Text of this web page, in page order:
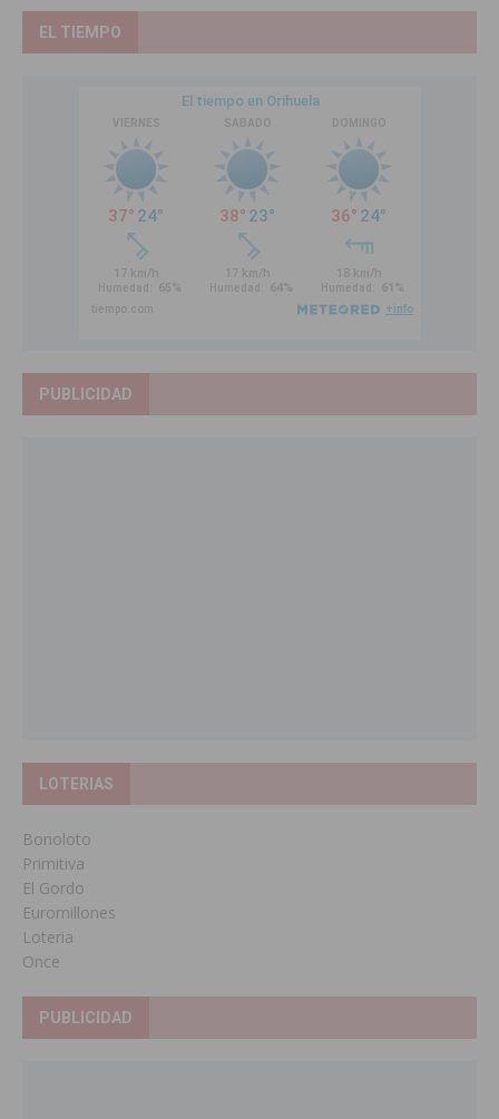
EL TIEMPO
PUBLICIDAD
LOTERIAS
Bonoloto
Primitiva
El Gordo
Euromillones
Loteria
Once
PUBLICIDAD